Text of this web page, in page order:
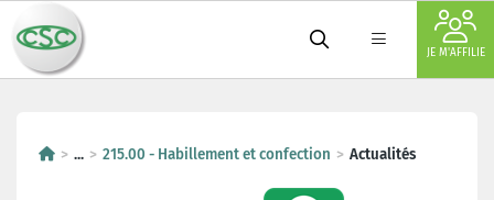
JE M'AFFILIE
... 215.00 - Habillement et confection Actualités